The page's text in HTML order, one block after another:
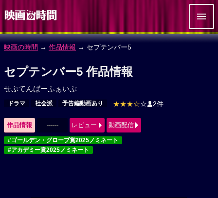
映画の時間 → 作品情報 → セプテンバー5
セプテンバー5 作品情報
せぷてんばーふぁいぶ
ドラマ 社会派 予告編動画あり ★★★☆☆ 2件
作品情報 ------ レビュー 動画配信
#ゴールデン・グローブ賞2025ノミネート
#アカデミー賞2025ノミネート